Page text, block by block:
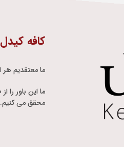
کافه کیدل
ما معتقدیم هر
ما این باور
محقق می کنیم.